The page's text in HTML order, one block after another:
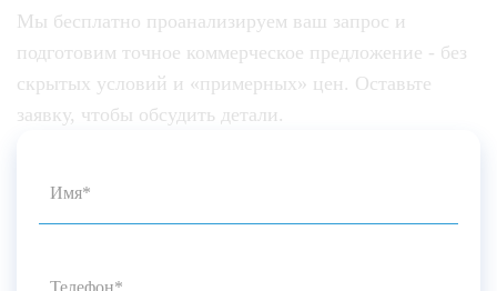
Мы бесплатно проанализируем ваш запрос и
подготовим точное коммерческое предложение - без
скрытых условий и «примерных» цен. Оставьте
заявку, чтобы обсудить детали.